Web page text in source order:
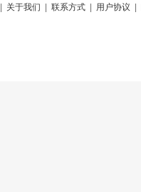
关于我们 联系方式 用户协议